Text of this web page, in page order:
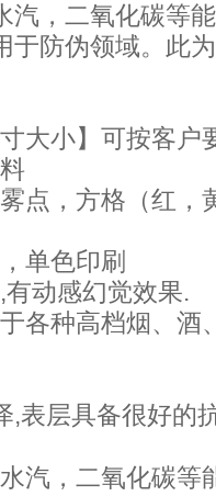
汽，二氧化碳等
于防伪领域。此
大小】可按客户
点，方格（红
单色印刷
有动感幻觉效果.
各种高档烟、
,表层具备很好的
汽，二氧化碳等